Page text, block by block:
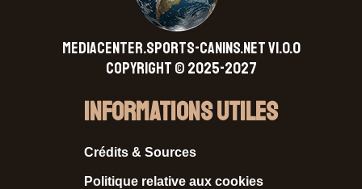
MEDIACENTER.SPORTS-CANINS.NET V1.0.0
Copyright © 2025-2027
Informations Utiles
Crédits & Sources
Politique relative aux cookies